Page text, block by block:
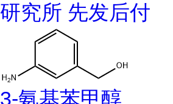
研究所 先发后付
3-氨基苯甲醇